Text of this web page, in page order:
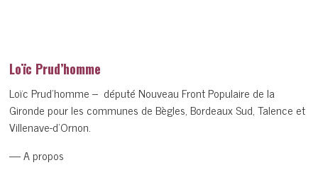
Loïc Prud’homme
Loïc Prud’homme – député Nouveau Front Populaire de la
Gironde pour les communes de Bègles, Bordeaux Sud, Talence et
Villenave-d’Ornon.
— A propos